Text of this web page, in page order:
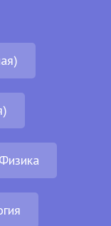
Физика